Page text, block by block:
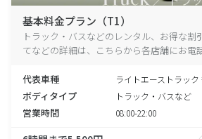
基本料金プラン（T1）
トラック・バスなどのレンタル、お得な割
てなどの詳細は、こちらから各店舗にお電
代表車種 ライトエーストラック
ボディタイプ トラック・バスなど
営業時間 08:00-22:00